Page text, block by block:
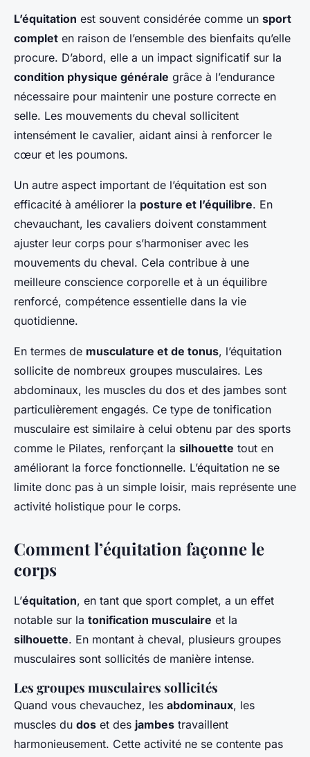
L’équitation est souvent considérée comme un sport
complet en raison de l’ensemble des bienfaits qu’elle
procure. D’abord, elle a un impact significatif sur la
condition physique générale grâce à l’endurance
nécessaire pour maintenir une posture correcte en
selle. Les mouvements du cheval sollicitent
intensément le cavalier, aidant ainsi à renforcer le
cœur et les poumons.
Un autre aspect important de l’équitation est son
efficacité à améliorer la posture et l’équilibre. En
chevauchant, les cavaliers doivent constamment
ajuster leur corps pour s’harmoniser avec les
mouvements du cheval. Cela contribue à une
meilleure conscience corporelle et à un équilibre
renforcé, compétence essentielle dans la vie
quotidienne.
En termes de musculature et de tonus, l’équitation
sollicite de nombreux groupes musculaires. Les
abdominaux, les muscles du dos et des jambes sont
particulièrement engagés. Ce type de tonification
musculaire est similaire à celui obtenu par des sports
comme le Pilates, renforçant la silhouette tout en
améliorant la force fonctionnelle. L’équitation ne se
limite donc pas à un simple loisir, mais représente une
activité holistique pour le corps.
Comment l’équitation façonne le
corps
L’équitation, en tant que sport complet, a un effet
notable sur la tonification musculaire et la
silhouette. En montant à cheval, plusieurs groupes
musculaires sont sollicités de manière intense.
Les groupes musculaires sollicités
Quand vous chevauchez, les abdominaux, les
muscles du dos et des jambes travaillent
harmonieusement. Cette activité ne se contente pas